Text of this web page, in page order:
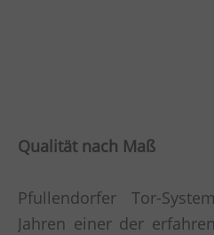
Qualität nach Maß
Pfullendorfer Tor-
Jahren einer der